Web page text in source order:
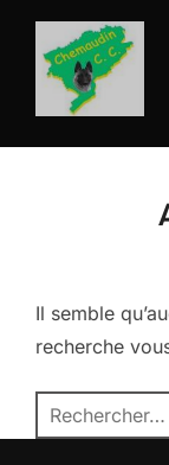
Aller
contenu
Il semble
recherche
Recherche
pour :